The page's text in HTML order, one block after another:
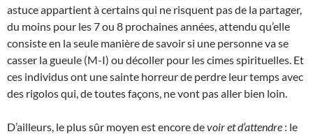
astuce appartient à certains qui ne risquent pas de la partager,
du moins pour les 7 ou 8 prochaines années, attendu qu’elle
consiste en la seule manière de savoir si une personne va se
casser la gueule (M-I) ou décoller pour les cimes spirituelles. Et
ces individus ont une sainte horreur de perdre leur temps avec
des rigolos qui, de toutes façons, ne vont pas aller bien loin.
D’ailleurs, le plus sûr moyen est encore devoir et d’attendre : le